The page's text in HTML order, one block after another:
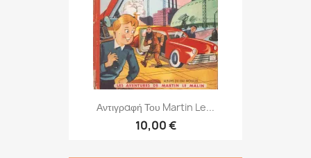
Αντιγραφή Του Martin Le...
10,00 €